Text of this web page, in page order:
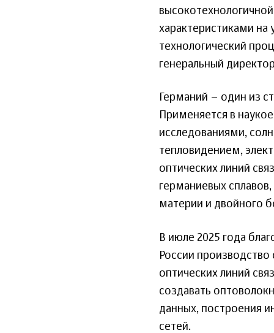
характеристиками
технологический
генеральный
Германий – один из
Применяется в
исследованиями,
тепловидением,
оптических линий
германиевых
материи и двойного
В июле 2025 года
России
оптических линий
создавать
данных, построения
сетей.